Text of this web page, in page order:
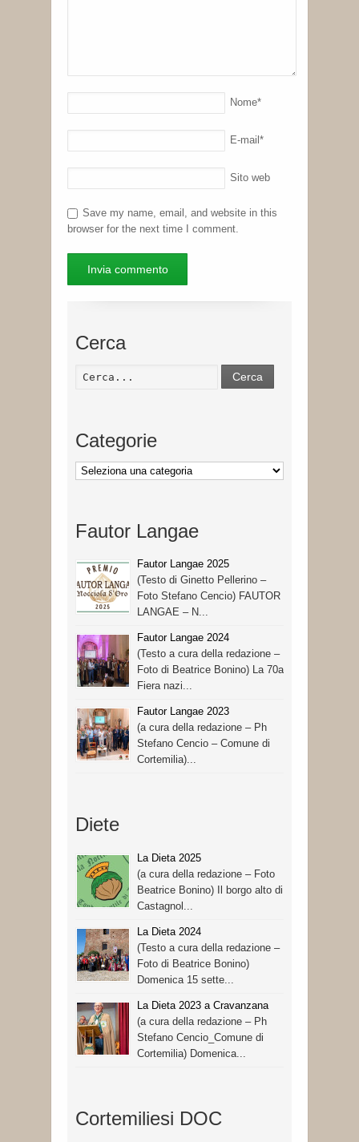
Nome*
E-mail *
Sito web
Save my name, email, and website in this
browser for the next time I comment.
Cerca
Cerca
Categorie
Categorie
Fautor Langae
Fautor Langae 2025
(Testo di Ginetto Pellerino –
Foto Stefano Cencio) FAUTOR
LANGAE – N...
Fautor Langae 2024
(Testo a cura della redazione –
Foto di Beatrice Bonino) La 70a
Fiera nazi...
Fautor Langae 2023
(a cura della redazione – Ph
Stefano Cencio – Comune di
Cortemilia)...
Diete
La Dieta 2025
(a cura della redazione – Foto
Beatrice Bonino) Il borgo alto di
Castagnol...
La Dieta 2024
(Testo a cura della redazione –
Foto di Beatrice Bonino)
Domenica 15 sette...
La Dieta 2023 a Cravanzana
(a cura della redazione – Ph
Stefano Cencio_Comune di
Cortemilia) Domenica...
Cortemiliesi DOC